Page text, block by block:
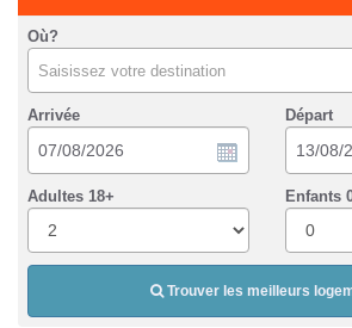
Où?
Saisissez votre destination
Arrivée Départ
Adultes 18+ Enfants
Trouver les meilleurs